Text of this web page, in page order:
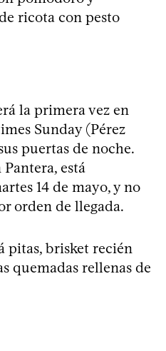
ricota con pesto
la primera vez en
Sunday (Pérez
puertas de noche.
está
14 de mayo, y no
orden de llegada.
pitas, brisket recién
quemadas rellenas de